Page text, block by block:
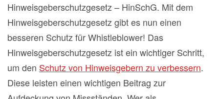
Hinweisgeberschutzgesetz – HinSchG. Mit dem
Hinweisgeberschutzgesetz gibt es nun einen
besseren Schutz für Whistleblower! Das
Hinweisgeberschutzgesetz ist ein wichtiger Schritt,
um den Schutz von Hinweisgebern zu verbessern.
Diese leisten einen wichtigen Beitrag zur